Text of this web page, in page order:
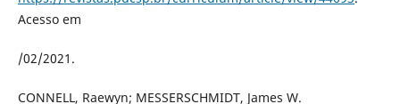
Acesso em
/02/2021.
CONNELL, Raewyn; MESSERSCHMIDT, James W.